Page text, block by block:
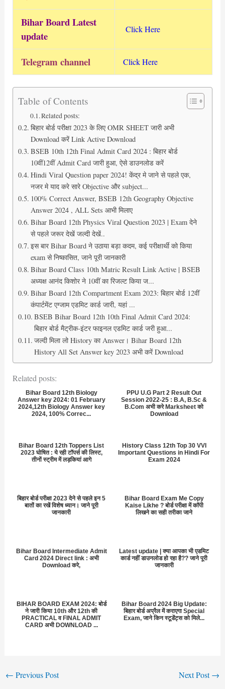
Bihar Board Latest
update
Click Here
Telegram channel Click Here
Table of Contents
Related posts:
बिहार बोर्ड परीक्षा 2023 के लिए OMR SHEET जारी अभी
Download करें Link Active Download
BSEB 10th 12th Final Admit Card 2024 : बिहार बोर्ड
10वीं12वीं Admit Card जारी हुआ, ऐसे डाउनलोड करें
Hindi Viral Question paper 2024! केंद्र मे जाने से पहले एक,
नजर मे याद करे सारे Objective और subject...
100% Correct Answer, BSEB 12th Geography Objective
Answer 2024 , ALL Sets आभी मिलाए
Bihar Board 12th Physics Viral Question 2023 | Exam देने
से पहले जरूर देखें जल्दी देखें..
इस बार Bihar Board ने उठाया बड़ा कदम, कई परीक्षार्थी को किया
exam से निष्कासित, जाने पूरी जानकारी
Bihar Board Class 10th Matric Result Link Active | BSEB
अध्यक्ष आनंद किशोर ने 10वीं का रिजल्ट किया ज...
Bihar Board 12th Compartment Exam 2023: बिहार बोर्ड 12वीं
कंपार्टमेंट एग्जाम एडमिट कार्ड जारी, यहां ...
BSEB Bihar Board 12th 10th Final Admit Card 2024:
बिहार बोर्ड मैट्रीक-इंटर फाइनल एडमिट कार्ड जरी हुआ...
जल्दी मिला लो History का Answer। Bihar Board 12th
History All Set Answer key 2023 अभी करें Download
Related posts:
Bihar Board 12th Biology
Answer key 2024: 01 February
2024,12th Biology Answer key
2024, 100% Correc...
PPU U.G Part 2 Result Out
Session 2022-25 : B.A, B.Sc &
B.Com अभी करे Marksheet को
Download
Bihar Board 12th Toppers List
2023 घोषित : ये रही टॉपर्स की लिस्ट,
तीनों स्ट्रीम में लड़कियां आगे
History Class 12th Top 30 VVI
Important Questions in Hindi For
Exam 2024
बिहार बोर्ड परीक्षा 2023 देने से पहले इन 5
बातों का रखें विशेष ध्यान। जाने पूरी
जानकारी
Bihar Board Exam Me Copy
Kaise Likhe ? बोर्ड परीक्षा में कॉपी
लिखने का सही तरीका जाने
Bihar Board Intermediate Admit
Card 2024 Direct link : अभी
Download करे,
Latest update | क्या आपका भी एडमिट
कार्ड नहीं डाउनलोड हो रहा है?? जाने पूरी
जानकारी
BIHAR BOARD EXAM 2024: बोर्ड
ने जारी किया 10th और 12th की
PRACTICAL व FINAL ADMIT
CARD अभी DOWNLOAD ...
Bihar Board 2024 Big Update:
बिहार बोर्ड अप्रैल में कराएगा Special
Exam, जाने किन स्टूडेंट्स को मिले...
← Previous Post Next Post→